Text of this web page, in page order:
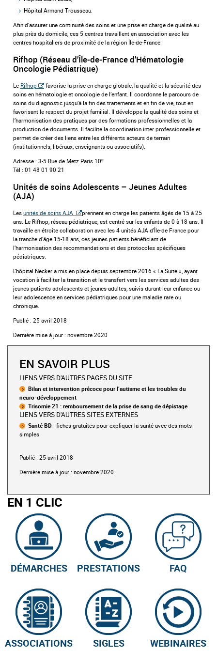
Hôpital Armand Trousseau.
Afin d’assurer une continuité des soins et une prise en charge de qualité au
plus près du domicile, ces 5 centres travaillent en association avec les
centres hospitaliers de proximité de la région Île-de-France.
Rifhop (Réseau d’Île-de-France d’Hématologie
Oncologie Pédiatrique)
Le Rifhop
favorise la prise en charge globale, la qualité et la sécurité des
soins en hématologie et oncologie de l’enfant. Il coordonne le parcours de
soins du diagnostic jusqu’à la fin des traitements et en fin de vie, tout en
favorisant le respect du projet familial. Il développe la qualité des soins et
l’harmonisation des pratiques par des formations professionnelles et la
production de documents. Il facilite la coordination inter professionnelle et
permet de créer des liens entre les différents acteurs de terrain
(institutionnels, libéraux, enseignants ou associatifs).
Adresse : 3-5 Rue de Metz Paris 10e
Tél : 01 48 01 90 21
Unités de soins Adolescents – Jeunes Adultes
(AJA)
Les unités de soins AJA
prennent en charge les patients âgés de 15 à 25
ans. Le Rifhop, réseau pédiatrique, est centré sur les enfants de 0 à 18 ans. Il
travaille en étroite collaboration avec les 4 unités AJA d’Île-de France pour
la tranche d’âge 15-18 ans, ces jeunes patients bénéficiant de
l’harmonisation des recommandations et des protocoles spécifiques
pédiatriques.
L’hôpital Necker a mis en place depuis septembre 2016 « La Suite », ayant
vocation à faciliter la transition et le transfert vers les services adultes des
jeunes patients adolescents et jeunes-adultes, suivis durant leur enfance ou
leur adolescence en services pédiatriques pour une maladie rare ou
chronique.
Publié : 25 avril 2018
Dernière mise à jour : novembre 2020
EN SAVOIR PLUS
LIENS VERS D'AUTRES PAGES DU SITE
Bilan et intervention précoce pour l’autisme et les troubles du
neuro-développement
Trisomie 21 : remboursement de la prise de sang de dépistage
LIENS VERS D'AUTRES SITES EXTERNES
Santé BD : fiches gratuites pour expliquer la santé avec des mots
simples
Publié : 25 avril 2018
Dernière mise à jour : novembre 2020
EN 1 CLIC
DÉMARCHES PRESTATIONS FAQ
ASSOCIATIONS SIGLES WEBINAIRES